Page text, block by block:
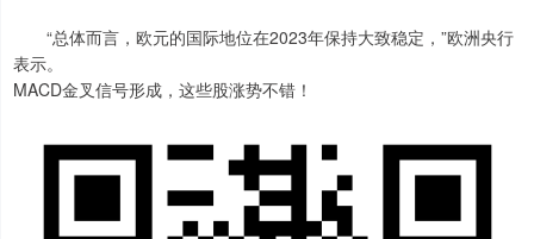
“总体而言，欧元的国际地位在2023年保持大致稳定，”欧洲央行
表示。
MACD金叉信号形成，这些股涨势不错！